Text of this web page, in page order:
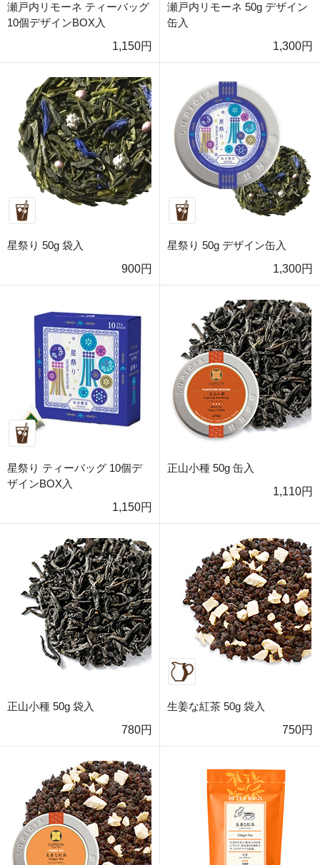
瀬戸内リモーネ ティーバッグ
10個デザインBOX入
1,150円
瀬戸内リモーネ 50g デザイン
缶入
1,300円
星祭り 50g 袋入
900円
星祭り 50g デザイン缶入
1,300円
星祭り ティーバッグ 10個デ
ザインBOX入
1,150円
正山小種 50g 缶入
1,110円
正山小種 50g 袋入
780円
生姜な紅茶 50g 袋入
750円